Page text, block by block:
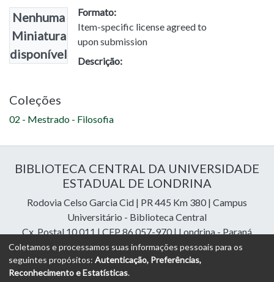
Nenhuma
Miniatura
disponível
Formato:
Item-specific license agreed to
upon submission
Descrição:
Coleções
02 - Mestrado - Filosofia
BIBLIOTECA CENTRAL DA UNIVERSIDADE
ESTADUAL DE LONDRINA
Rodovia Celso Garcia Cid | PR 445 Km 380 | Campus
Universitário - Biblioteca Central
Cx. Postal 10.011 | CEP 86.057-970 | Londrina - Paraná
Contatos: e-mail:riuel@uel.br| fone: 43 3371-4409
DSpace Cloud Softwarecopyright © 2023-2026
Coletamos e processamos suas informações pessoais para os
seguintes propósitos: Autenticação, Preferências,
Reconhecimento e Estatísticas.